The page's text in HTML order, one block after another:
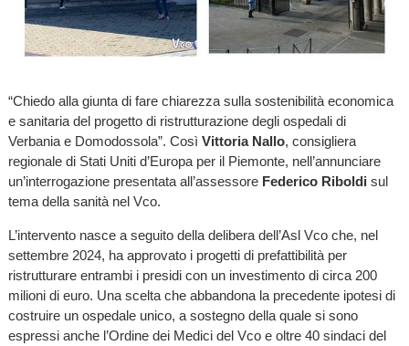
“Chiedo alla giunta di fare chiarezza sulla sostenibilità economica
e sanitaria del progetto di ristrutturazione degli ospedali di
Verbania e Domodossola”. Così Vittoria Nallo, consigliera
regionale di Stati Uniti d’Europa per il Piemonte, nell’annunciare
un’interrogazione presentata all’assessore Federico Riboldi sul
tema della sanità nel Vco.
L’intervento nasce a seguito della delibera dell’Asl Vco che, nel
settembre 2024, ha approvato i progetti di prefattibilità per
ristrutturare entrambi i presidi con un investimento di circa 200
milioni di euro. Una scelta che abbandona la precedente ipotesi di
costruire un ospedale unico, a sostegno della quale si sono
espressi anche l’Ordine dei Medici del Vco e oltre 40 sindaci del